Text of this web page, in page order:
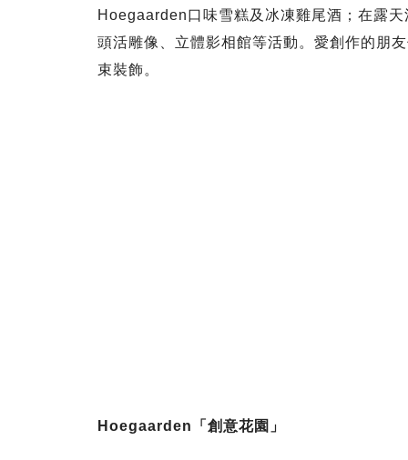
Hoegaarden口味雪糕及冰凍雞尾酒；在露
頭活雕像、立體影相館等活動。愛創作的朋
束裝飾。
Hoegaarden「創意花園」